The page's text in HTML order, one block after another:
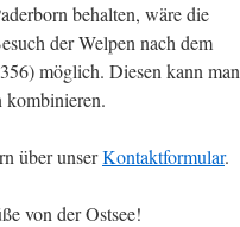
behalten, wäre die
der Welpen nach dem
möglich. Diesen kann man
kombinieren.
über unserKontaktformular.
von der Ostsee!